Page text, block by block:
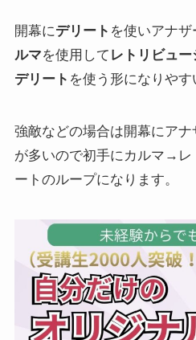
開幕にデリート を使いアナ
ルマを使用して レトリビュー
デリート を使う形になりやす
強敵などの場合は開幕にア
が多いので初手にカルマ→
ートのループになります。